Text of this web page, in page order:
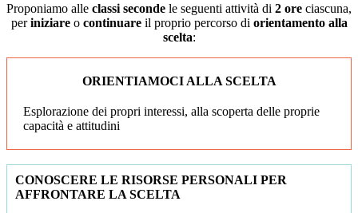
Proponiamo alle classi seconde le seguenti attività di 2 ore ciascuna,
periniziareo continuareil proprio percorso di orientamento alla
scelta:
ORIENTIAMOCI ALLA SCELTA
Esplorazione dei propri interessi, alla scoperta delle proprie
capacità e attitudini
CONOSCERE LE RISORSE PERSONALI PER
AFFRONTARE LA SCELTA